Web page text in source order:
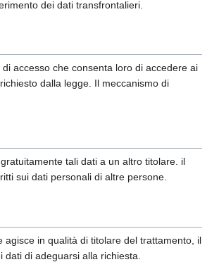
dei dati transfrontalieri.
accesso che consenta loro di accedere ai
dalla legge. Il meccanismo di
tali dati a un altro titolare. il
sui dati personali di altre persone.
agisce in qualità di titolare del trattamento, il
di adeguarsi alla richiesta.